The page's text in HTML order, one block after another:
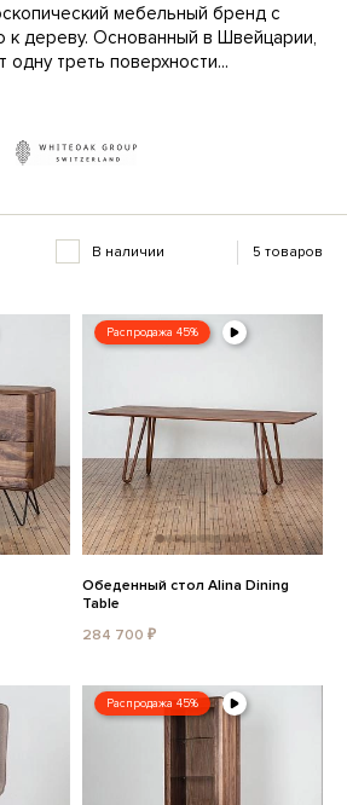
мебельный бренд с
к дереву. Основанный в Швейцарии,
одну треть поверхности...
В наличии 5 товаров
Распродажа 45%
Обеденный стол Alina Dining
Table
284 700 ₽
Распродажа 45%